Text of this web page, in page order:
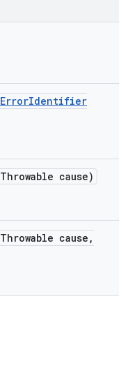
ErrorIdentifier
Throwable cause)
Throwable cause ,